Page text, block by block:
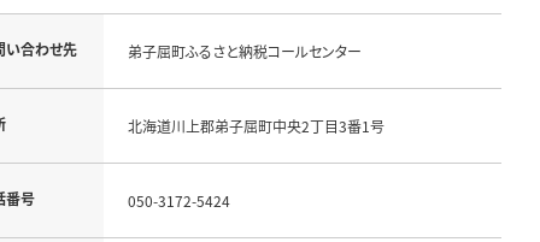
い合わせ先 弟子屈町ふるさと納税コールセンター
北海道川上郡弟子屈町中央2丁目3番1号
番号 050-3172-5424